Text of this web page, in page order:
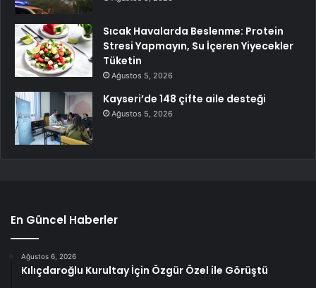
Sıcak Havalarda Beslenme: Protein
Stresi Yapmayın, Su İçeren Yiyecekler
Tüketin
Ağustos 5, 2026
Kayseri’de 148 çifte aile desteği
Ağustos 5, 2026
En Güncel Haberler
Ağustos 6, 2026
Kılıçdaroğlu Kurultay İçin Özgür Özel ile Görüştü